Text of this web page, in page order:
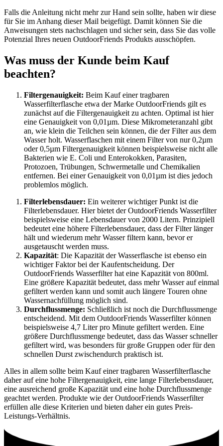
Falls die Anleitung nicht mehr zur Hand sein sollte, haben wir diese
für Sie im Anhang dieser Mail beigefügt. Damit können Sie die
Anweisungen stets nachschlagen und sicher sein, dass Sie das volle
Potenzial Ihres neuen OutdoorFriends Produkts ausschöpfen.
Was muss der Kunde beim Kauf
beachten?
Filtergenauigkeit: Beim Kauf einer tragbaren
Wasserfilterflasche etwa der Marke OutdoorFriends gilt es
zunächst auf die Filtergenauigkeit zu achten. Optimal ist hier
eine Genauigkeit von 0,01µm. Diese Mikrometeranzahl gibt
an, wie klein die Teilchen sein können, die der Filter aus dem
Wasser holt. Wasserflaschen mit einem Filter von nur 0,2µm
oder 0,5µm Filtergenauigkeit können beispielsweise nicht alle
Bakterien wie E. Coli und Enterokokken, Parasiten,
Protozoen, Trübungen, Schwermetalle und Chemikalien
entfernen. Bei einer Genauigkeit von 0,01µm ist dies jedoch
problemlos möglich.
Filterlebensdauer: Ein weiterer wichtiger Punkt ist die
Filterlebensdauer. Hier bietet der OutdoorFriends Wasserfilter
beispielsweise eine Lebensdauer von 2000 Litern. Prinzipiell
bedeutet eine höhere Filterlebensdauer, dass der Filter länger
hält und wiederum mehr Wasser filtern kann, bevor er
ausgetauscht werden muss.
Kapazität: Die Kapazität der Wasserflasche ist ebenso ein
wichtiger Faktor bei der Kaufentscheidung. Der
OutdoorFriends Wasserfilter hat eine Kapazität von 800ml.
Eine größere Kapazität bedeutet, dass mehr Wasser auf einmal
gefiltert werden kann und somit auch längere Touren ohne
Wassernachfüllung möglich sind.
Durchflussmenge: Schließlich ist noch die Durchflussmenge
entscheidend. Mit dem OutdoorFriends Wasserfilter können
beispielsweise 4,7 Liter pro Minute gefiltert werden. Eine
größere Durchflussmenge bedeutet, dass das Wasser schneller
gefiltert wird, was besonders für große Gruppen oder für den
schnellen Durst zwischendurch praktisch ist.
Alles in allem sollte beim Kauf einer tragbaren Wasserfilterflasche
daher auf eine hohe Filtergenauigkeit, eine lange Filterlebensdauer,
eine ausreichend große Kapazität und eine hohe Durchflussmenge
geachtet werden. Produkte wie der OutdoorFriends Wasserfilter
erfüllen alle diese Kriterien und bieten daher ein gutes Preis-
Leistungs-Verhältnis.